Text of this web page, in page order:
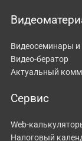
Видеосеминары и
Видео-бератор
Актуальный
Сервис
Web-
Налоговый